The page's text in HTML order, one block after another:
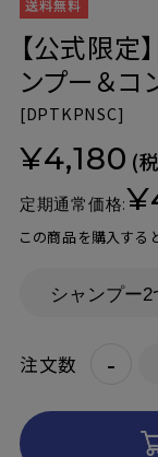
【公式限定
ンプー＆コ
[DPTKPNSC]
¥4,180 (
定期通常価格:
この商品を購入する
注文数 -